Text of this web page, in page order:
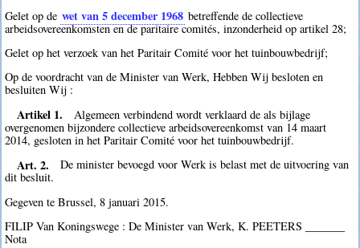
Gelet op de wet van 5 december 1968 betreffende de collectieve
arbeidsovereenkomsten en de paritaire comités, inzonderheid op artikel 28;
Gelet op het verzoek van het Paritair Comité voor het tuinbouwbedrijf;
Op de voordracht van de Minister van Werk, Hebben Wij besloten en
besluiten Wij :
Artikel 1.
Algemeen verbindend wordt verklaard de als bijlage
overgenomen bijzondere collectieve arbeidsovereenkomst van 14 maart
2014, gesloten in het Paritair Comité voor het tuinbouwbedrijf.
Art. 2.
De minister bevoegd voor Werk is belast met de uitvoering van
dit besluit.
Gegeven te Brussel, 8 januari 2015.
FILIP Van Koningswege : De Minister van Werk, K. PEETERS _______
Nota